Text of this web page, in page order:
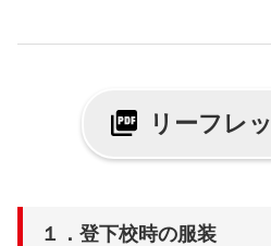
リーフレ
１．登下校時の服装